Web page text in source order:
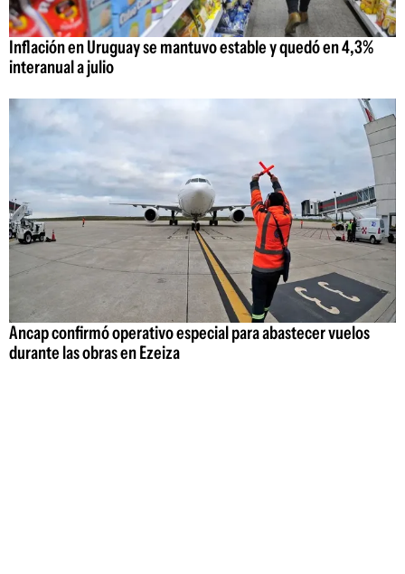
Inflación en Uruguay se mantuvo estable y quedó en 4,3%
interanual a julio
Ancap confirmó operativo especial para abastecer vuelos
durante las obras en Ezeiza